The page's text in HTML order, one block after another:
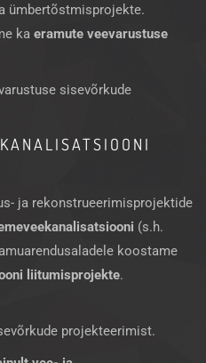
ümbertõstmisprojekte.
ka eramute veevarustuse
sisevõrkude
ja rekonstrueerimisprojektide
(s.h.
koostame
liitumisprojekte.
projekteerimist.